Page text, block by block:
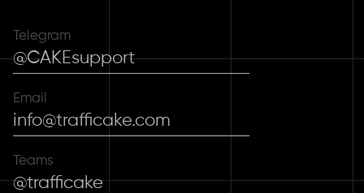
Telegram
@CAKEsupport
Email
info@trafficake.com
Teams
@trafficake